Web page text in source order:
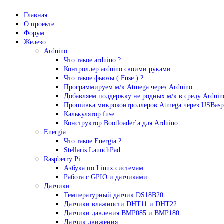
Главная
О проекте
Форум
Железо
Arduino
Что такое аrduino ?
Контроллер arduino своими руками
Что такое фьюзы ( Fuse ) ?
Программируем м/к Atmega через Arduino
Добавляем поддержку не родных м/к в среду
Прошивка микроконтроллеров Atmega через USBasp
Калькулятор fuse
Конструктор Bootloader`а для Arduino
Energia
Что такое Energia ?
Stellaris LaunchPad
Raspberry Pi
Азбука по Linux системам
Работа с GPIO и датчиками
Датчики
Температурный датчик DS18B20
Датчики влажности DHT11 и DHT22
Датчики давления BMP085 и BMP180
Датчик движения